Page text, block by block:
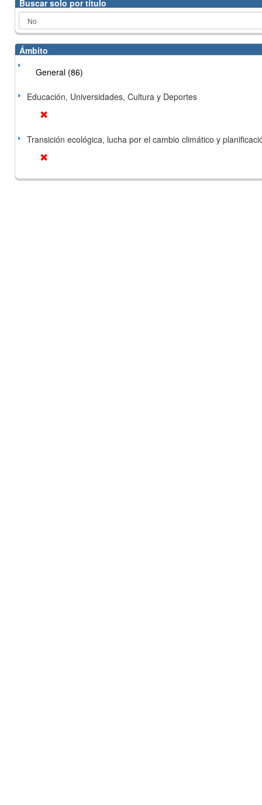
Buscar solo por título
Ámbito
General (86)
Educación, Universidades, Cultura y Deportes
Transición ecológica, lucha por el cambio climático y